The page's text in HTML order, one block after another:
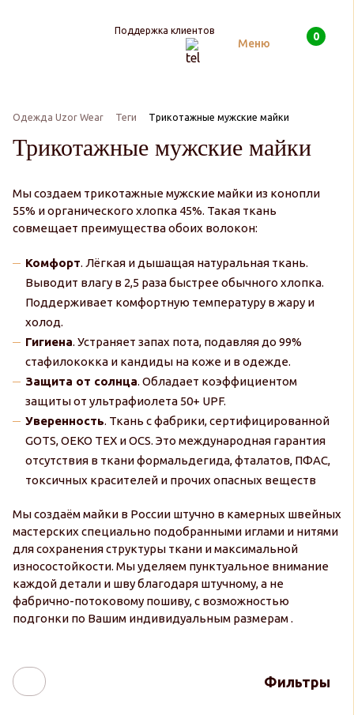
Поддержка клиентов
Меню
Поиск 0
Одежда Uzor Wear Теги Трикотажные мужские майки
Трикотажные мужские майки
Мы создаем трикотажные мужские майки из конопли
55% и органического хлопка 45%. Такая ткань
совмещает преимущества обоих волокон:
Комфорт. Лёгкая и дышащая натуральная ткань.
Выводит влагу в 2,5 раза быстрее обычного хлопка.
Поддерживает комфортную температуру в жару и
холод.
Гигиена. Устраняет запах пота, подавляя до 99%
стафилококка и кандиды на коже и в одежде.
Защита от солнца. Обладает коэффициентом
защиты от ультрафиолета 50+ UPF.
Уверенность. Ткань с фабрики, сертифицированной
GOTS, OEKO TEX и OCS. Это международная гарантия
отсутствия в ткани формальдегида, фталатов, ПФАС,
токсичных красителей и прочих опасных веществ
Мы создаём майки в России штучно в камерных швейных
мастерских специально подобранными иглами и нитями
для сохранения структуры ткани и максимальной
износостойкости. Мы уделяем пунктуальное внимание
каждой детали и шву благодаря штучному, а не
фабрично-потоковому пошиву, с возможностью
подгонки по Вашим индивидуальным размерам .
Фильтры